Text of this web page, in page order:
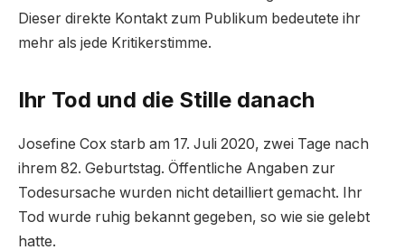
Dieser direkte Kontakt zum Publikum bedeutete ihr
mehr als jede Kritikerstimme.
Ihr Tod und die Stille danach
Josefine Cox starb am 17. Juli 2020, zwei Tage nach
ihrem 82. Geburtstag. Öffentliche Angaben zur
Todesursache wurden nicht detailliert gemacht. Ihr
Tod wurde ruhig bekannt gegeben, so wie sie gelebt
hatte.